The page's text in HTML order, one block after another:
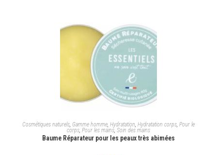
AJOUTER AU PANIER
Cosmétiques naturels, Gamme homme, Hydratation, Hydratation corps, Pour le
corps, Pour les mains, Soin des mains
Baume Réparateur pour les peaux très abimées